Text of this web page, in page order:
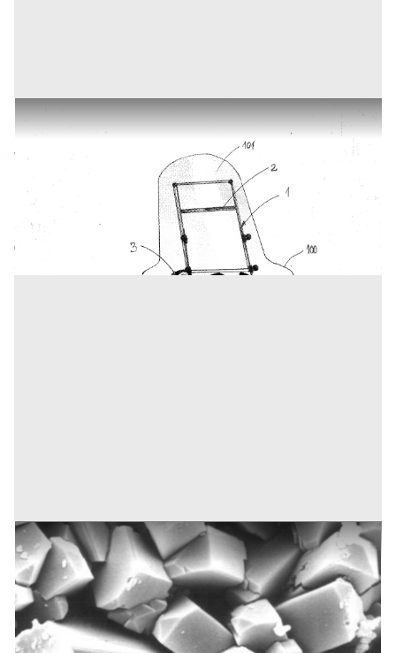
TERGICRISTALLO PER PARABREZZA DI SCOOTER
Inserito il: 23/01/2026
Roma
Annuncio scaduto
75.000 €
Codice annuncio: 1269432025
ENERGIA ELETTRICA E CALORE STANDALONE, 100%
GREEN
Inserito il: 15/01/2026
Bologna
(Bologna)
Prezzo
2.500.000 €